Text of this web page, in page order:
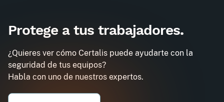
Demander un devis
Carnet de carretilla elevadora
Obtenez un devis personnalisé pour votre
entreprise dans l'heure
Email professionnel*
Protege a tus trabajadores.
¿Quieres ver cómo Certalis puede ayudarte con la
seguridad de tus equipos?
Habla con uno de nuestros expertos.